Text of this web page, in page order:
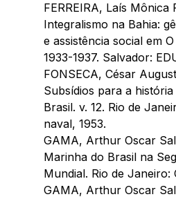
FERREIRA, Laís Mônica
Integralismo na Bahia:
e assistência social em
1933-1937. Salvador:
FONSECA, César
Subsídios para a
Brasil. v. 12. Rio de
naval, 1953.
GAMA, Arthur Oscar
Marinha do Brasil na
Mundial. Rio de Janeiro:
GAMA, Arthur Oscar